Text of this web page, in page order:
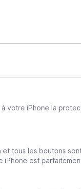
votre iPhone la
tous les boutons
iPhone est